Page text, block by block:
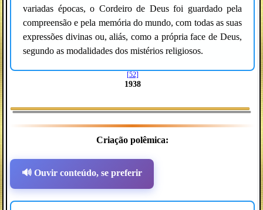
variadas épocas, o Cordeiro de Deus foi guardado pela
compreensão e pela memória do mundo, com todas as suas
expressões divinas ou, aliás, como a própria face de Deus,
segundo as modalidades dos mistérios religiosos.
[52]
1938
Criação polêmica:
🔊 Ouvir conteúdo, se preferir